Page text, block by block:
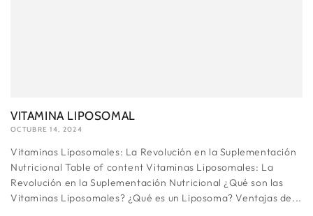
VITAMINA LIPOSOMAL
OCTUBRE 14, 2024
Vitaminas Liposomales: La Revolución en la Suplementación
Nutricional Table of content Vitaminas Liposomales: La
Revolución en la Suplementación Nutricional ¿Qué son las
Vitaminas Liposomales? ¿Qué es un Liposoma? Ventajas de...